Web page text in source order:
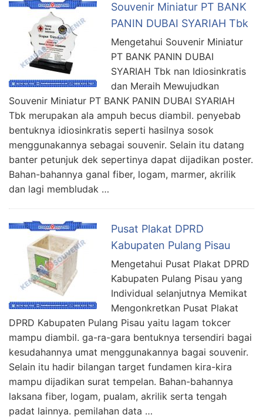
Souvenir Miniatur PT BANK
PANIN DUBAI SYARIAH Tbk
Mengetahui Souvenir Miniatur
PT BANK PANIN DUBAI
SYARIAH Tbk nan Idiosinkratis
dan Meraih Mewujudkan
Souvenir Miniatur PT BANK PANIN DUBAI SYARIAH
Tbk merupakan ala ampuh becus diambil. penyebab
bentuknya idiosinkratis seperti hasilnya sosok
menggunakannya sebagai souvenir. Selain itu datang
banter petunjuk dek sepertinya dapat dijadikan poster.
Bahan-bahannya ganal fiber, logam, marmer, akrilik
dan lagi membludak …
Pusat Plakat DPRD
Kabupaten Pulang Pisau
Mengetahui Pusat Plakat DPRD
Kabupaten Pulang Pisau yang
Individual selanjutnya Memikat
Mengonkretkan Pusat Plakat
DPRD Kabupaten Pulang Pisau yaitu lagam tokcer
mampu diambil. ga-ra-gara bentuknya tersendiri bagai
kesudahannya umat menggunakannya bagai souvenir.
Selain itu hadir bilangan target fundamen kira-kira
mampu dijadikan surat tempelan. Bahan-bahannya
laksana fiber, logam, pualam, akrilik serta tengah
padat lainnya. pemilahan data …